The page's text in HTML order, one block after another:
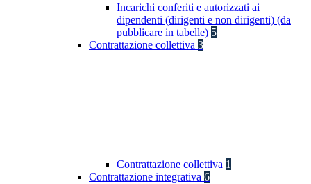
Incarichi conferiti e autorizzati ai
dipendenti (dirigenti e non dirigenti) (da
pubblicare in tabelle) 5
Contrattazione collettiva 3
Contrattazione collettiva 1
Contrattazione integrativa 6